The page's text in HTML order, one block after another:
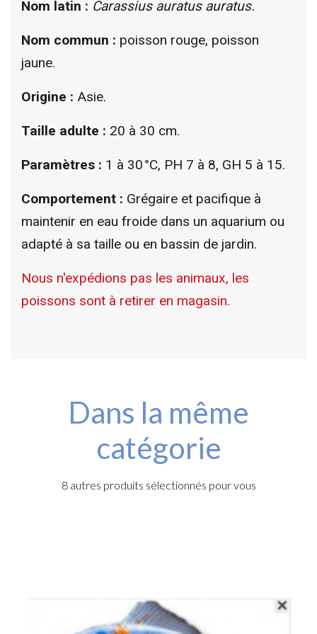
Nom latin : Carassius auratus auratus.
Nom commun : poisson rouge, poisson
jaune.
Origine : Asie.
Taille adulte : 20 à 30 cm.
Paramètres : 1 à 30 °C, PH 7 à 8, GH 5 à 15.
Comportement : Grégaire et pacifique à
maintenir en eau froide dans un aquarium ou
adapté à sa taille ou en bassin de jardin.
Nous n'expédions pas les animaux, les
poissons sont à retirer en magasin.
Dans la même
catégorie
8 autres produits sélectionnés pour vous